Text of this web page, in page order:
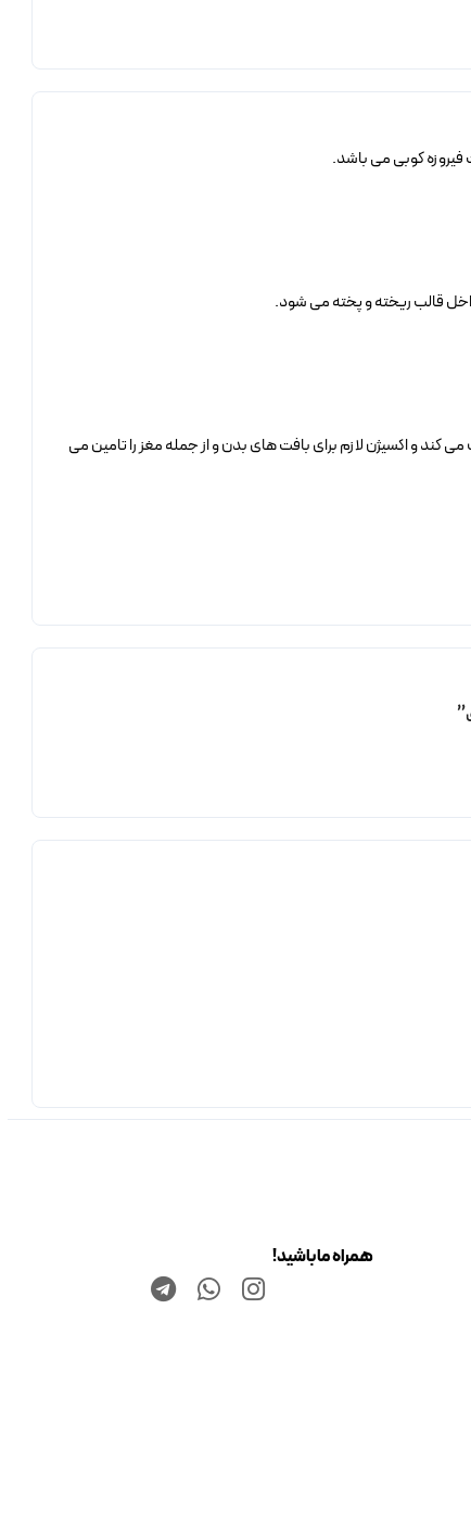
قالب ریخته و پخته می شود.
و اکسیژن لازم برای بافت های بدن و از جمله مغز را تامین می
همراه ما باشید!